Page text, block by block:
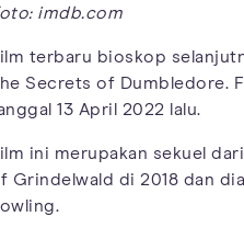
imdb.com
terbaru bioskop
Secrets of Dumbledore.
13 April 2022 lalu.
ini merupakan sekuel
Grindelwald di 2018 dan